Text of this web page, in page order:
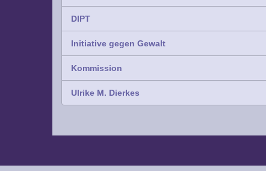
DIPT
Initiative gegen Gewalt
Kommission
Ulrike M. Dierkes